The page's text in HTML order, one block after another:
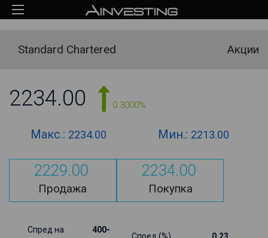
Standard Chartered Акции
2234.00 0.3000%
Макс.: 2234.00 Мин.: 2213.00
2229.00
Продажа
2234.00
Покупка
Спред на
400-